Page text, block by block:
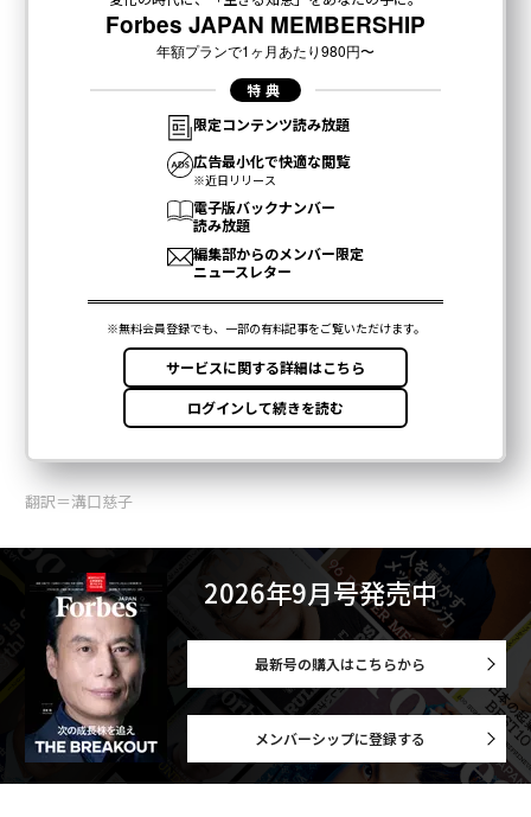
翻訳＝溝口慈子
2026年9月号発売中
最新号の購入はこちらから
メンバーシップに登録する